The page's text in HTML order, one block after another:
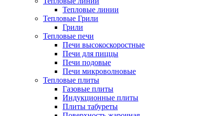
Тепловые линии
Тепловые Грили
Грили
Тепловые печи
Печи высокоскоростные
Печи для пиццы
Печи подовые
Печи микроволновые
Тепловые плиты
Газовые плиты
Индукционные плиты
Плиты табуреты